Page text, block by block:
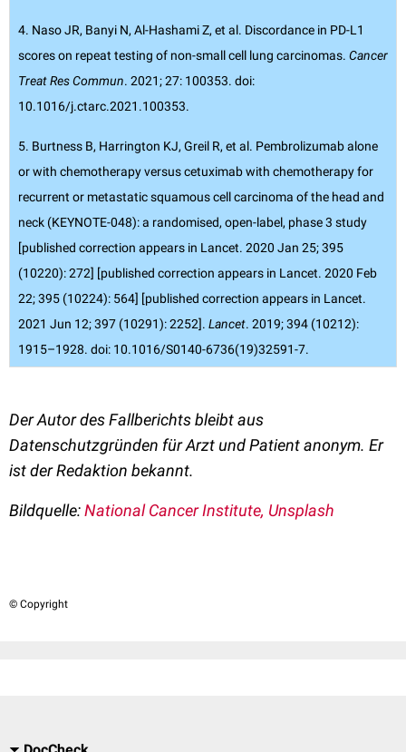
4. Naso JR, Banyi N, Al-Hashami Z, et al. Discordance in PD-L1
scores on repeat testing of non-small cell lung carcinomas. Cancer
Treat Res Commun. 2021; 27: 100353. doi:
10.1016/j.ctarc.2021.100353.
5. Burtness B, Harrington KJ, Greil R, et al. Pembrolizumab alone
or with chemotherapy versus cetuximab with chemotherapy for
recurrent or metastatic squamous cell carcinoma of the head and
neck (KEYNOTE-048): a randomised, open-label, phase 3 study
[published correction appears in Lancet. 2020 Jan 25; 395
(10220): 272] [published correction appears in Lancet. 2020 Feb
22; 395 (10224): 564] [published correction appears in Lancet.
2021 Jun 12; 397 (10291): 2252]. Lancet. 2019; 394 (10212):
1915–1928. doi: 10.1016/S0140-6736(19)32591-7.
Der Autor des Fallberichts bleibt aus
Datenschutzgründen für Arzt und Patient anonym. Er
ist der Redaktion bekannt.
Bildquelle:National Cancer Institute, Unsplash
© Copyright